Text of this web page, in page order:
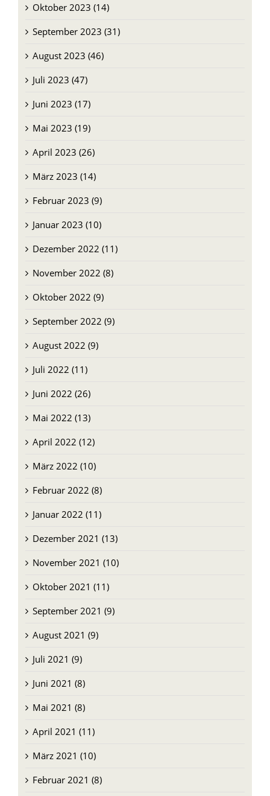
Oktober 2023 (14)
September 2023 (31)
August 2023 (46)
Juli 2023 (47)
Juni 2023 (17)
Mai 2023 (19)
April 2023 (26)
März 2023 (14)
Februar 2023 (9)
Januar 2023 (10)
Dezember 2022 (11)
November 2022 (8)
Oktober 2022 (9)
September 2022 (9)
August 2022 (9)
Juli 2022 (11)
Juni 2022 (26)
Mai 2022 (13)
April 2022 (12)
März 2022 (10)
Februar 2022 (8)
Januar 2022 (11)
Dezember 2021 (13)
November 2021 (10)
Oktober 2021 (11)
September 2021 (9)
August 2021 (9)
Juli 2021 (9)
Juni 2021 (8)
Mai 2021 (8)
April 2021 (11)
März 2021 (10)
Februar 2021 (8)